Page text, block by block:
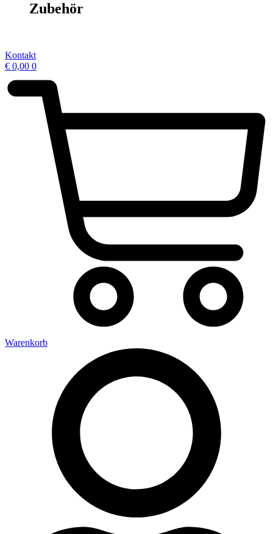
Zubehör
Kontakt
€ 0,00 0
Warenkorb